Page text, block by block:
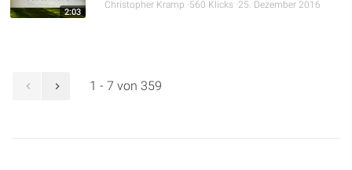
2:03
Christopher Kramp 560 Klicks 25. Dezember 2016
1 - 7 von 359